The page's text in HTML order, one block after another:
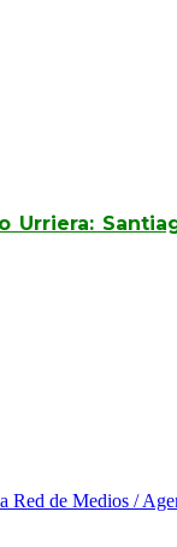
Urriera:
Red de Medios /